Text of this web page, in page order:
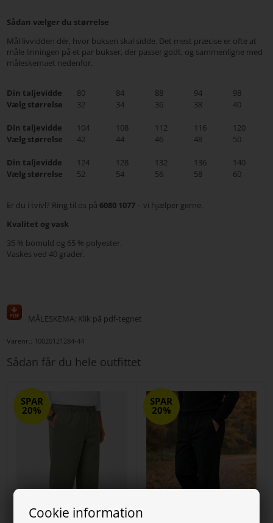
Cookie information
Sådan vælger du størrelse
Mål livvidden dér, hvor buksen skal sidde. Det mest præcise er ofte at
måle linningen på et par bukser, der passer godt, og sammenligne med
måleskemaet nedenfor.
Din taljevidde 80 84 88 94
98
Vælg størrelse
32 34 36 38 40
Din taljevidde 104 108 112 116
120
Vælg størrelse
42 44 46 48 50
Din taljevidde 124 128 132 136
140
Vælg størrelse
52 54 56 58 60
Er du i tvivl? Ring til os på 6080 1077 – vi hjælper gerne.
Kvalitet og vask
35 % bomuld og 65 % polyester.
Vaskes ved 40 grader.
MÅLESKEMA: Klik på pdf-tegnet
Varenr.: 10020121284-44
Sådan får du hele outfittet
SPAR
20%
SPAR
20%